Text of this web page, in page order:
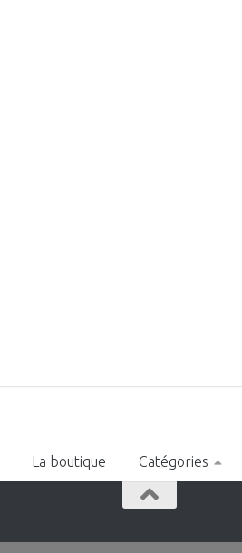
La boutique Catégories